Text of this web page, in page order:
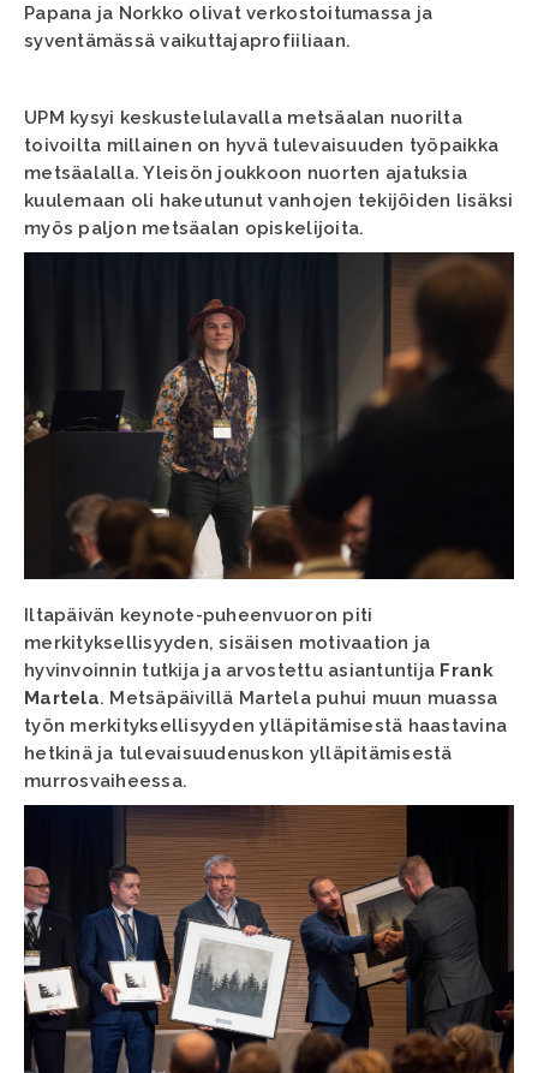
Papana ja Norkko olivat verkostoitumassa ja
syventämässä vaikuttajaprofiiliaan.
UPM kysyi keskustelulavalla metsäalan nuorilta
toivoilta millainen on hyvä tulevaisuuden työpaikka
metsäalalla. Yleisön joukkoon nuorten ajatuksia
kuulemaan oli hakeutunut vanhojen tekijöiden lisäksi
myös paljon metsäalan opiskelijoita.
Iltapäivän keynote-puheenvuoron piti
merkityksellisyyden, sisäisen motivaation ja
hyvinvoinnin tutkija ja arvostettu asiantuntija Frank
Martela. Metsäpäivillä Martela puhui muun muassa
työn merkityksellisyyden ylläpitämisestä haastavina
hetkinä ja tulevaisuudenuskon ylläpitämisestä
murrosvaiheessa.